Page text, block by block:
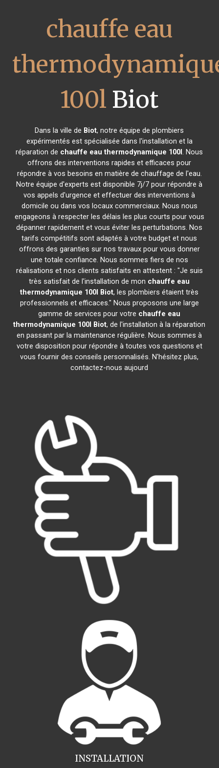
chauffe eau
100l Biot
Dans la ville de Biot, notre équipe de plombiers
expérimentés est spécialisée dans l'installation et la
réparation de chauffe eau thermodynamique 100l. Nous
offrons des interventions rapides et efficaces pour
répondre à vos besoins en matière de chauffage de l'eau.
Notre équipe d'experts est disponible 7j/7 pour répondre à
vos appels d'urgence et effectuer des interventions à
domicile ou dans vos locaux commerciaux. Nous nous
engageons à respecter les délais les plus courts pour vous
dépanner rapidement et vous éviter les perturbations. Nos
tarifs compétitifs sont adaptés à votre budget et nous
offrons des garanties sur nos travaux pour vous donner
une totale confiance. Nous sommes fiers de nos
réalisations et nos clients satisfaits en attestent : "Je suis
très satisfait de l'installation de mon chauffe eau
thermodynamique 100l Biot, les plombiers étaient très
professionnels et efficaces." Nous proposons une large
gamme de services pour votre chauffe eau
thermodynamique 100l Biot, de l'installation à la réparation
en passant par la maintenance régulière. Nous sommes à
votre disposition pour répondre à toutes vos questions et
vous fournir des conseils personnalisés. N'hésitez plus,
contactez-nous aujourd
INSTALLATION